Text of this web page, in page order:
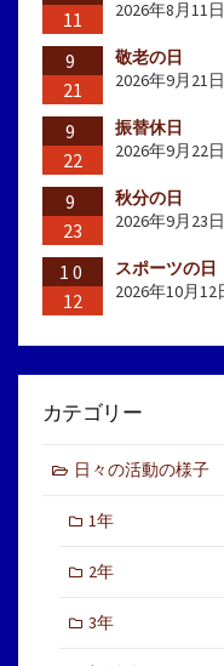
11
2026年8月11日
9
21
敬老の日
2026年9月21日
9
22
振替休日
2026年9月22日
9
23
秋分の日
2026年9月23日
10
12
スポーツの日
2026年10月12
カテゴリー
日々の活動の様子
1年
2年
3年